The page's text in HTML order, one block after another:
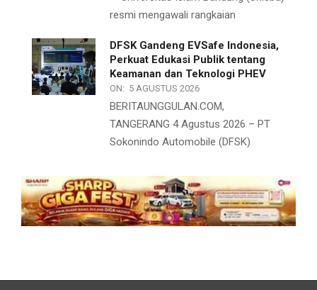
resmi mengawali rangkaian
DFSK Gandeng EVSafe Indonesia,
Perkuat Edukasi Publik tentang
Keamanan dan Teknologi PHEV
ON: 5 AGUSTUS 2026
BERITAUNGGULAN.COM,
TANGERANG 4 Agustus 2026 – PT
Sokonindo Automobile (DFSK)